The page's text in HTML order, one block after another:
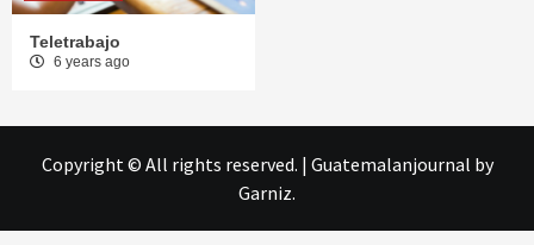
Teletrabajo
6 years ago
Copyright © All rights reserved. | Guatemalanjournal by
Garniz.